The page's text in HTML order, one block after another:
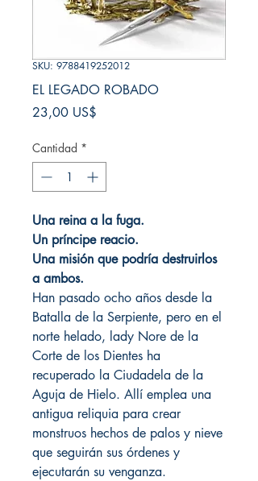
SKU: 9788419252012
EL LEGADO ROBADO
23,00 US$
Cantidad *
Una reina a la fuga.
Un príncipe reacio.
Una misión que podría destruirlos
a ambos.
Han pasado ocho años desde la
Batalla de la Serpiente, pero en el
norte helado, lady Nore de la
Corte de los Dientes ha
recuperado la Ciudadela de la
Aguja de Hielo. Allí emplea una
antigua reliquia para crear
monstruos hechos de palos y nieve
que seguirán sus órdenes y
ejecutarán su venganza.